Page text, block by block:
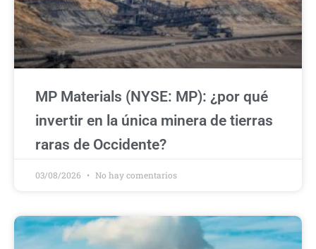
MP Materials (NYSE: MP): ¿por qué
invertir en la única minera de tierras
raras de Occidente?
03/08/2026 No hay comentarios